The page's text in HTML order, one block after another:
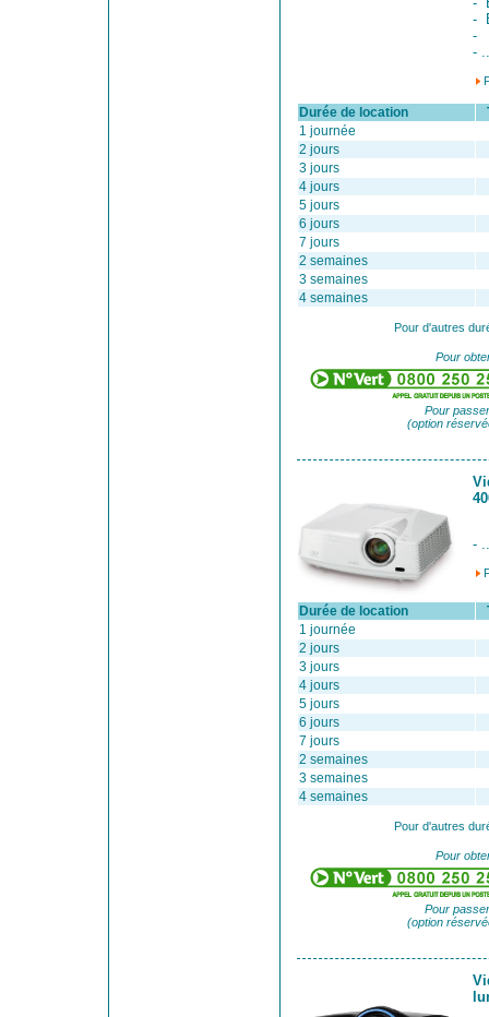
-
-
-
Durée de location
1 journée
2 jours
3 jours
4 jours
5 jours
6 jours
7 jours
2 semaines
3 semaines
4 semaines
Pour d'autres
Pour
Pour
(option
-
Durée de location
1 journée
2 jours
3 jours
4 jours
5 jours
6 jours
7 jours
2 semaines
3 semaines
4 semaines
Pour d'autres
Pour
Pour
(option